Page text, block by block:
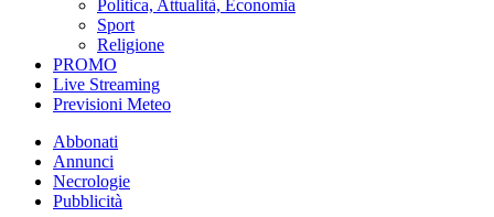
Politica, Attualità, Economia
Sport
Religione
PROMO
Live Streaming
Previsioni Meteo
Abbonati
Annunci
Necrologie
Pubblicità